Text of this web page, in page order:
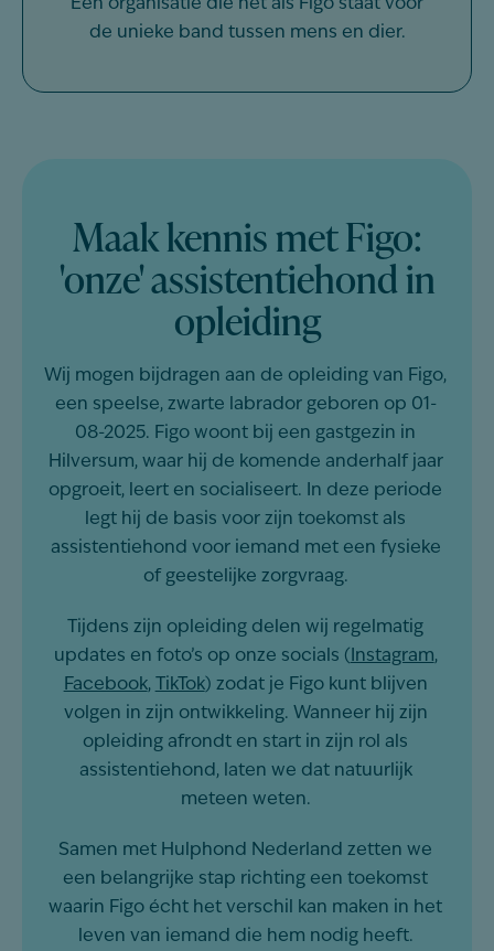
Een organisatie die net als Figo staat voor
de unieke band tussen mens en dier.
Maak kennis met Figo:
'onze' assistentiehond in
opleiding
Wij mogen bijdragen aan de opleiding van Figo,
een speelse, zwarte labrador geboren op 01-
08-2025. Figo woont bij een gastgezin in
Hilversum, waar hij de komende anderhalf jaar
opgroeit, leert en socialiseert. In deze periode
legt hij de basis voor zijn toekomst als
assistentiehond voor iemand met een fysieke
of geestelijke zorgvraag.
Tijdens zijn opleiding delen wij regelmatig
updates en foto’s op onze socials ( Instagram,
Facebook, TikTok) zodat je Figo kunt blijven
volgen in zijn ontwikkeling. Wanneer hij zijn
opleiding afrondt en start in zijn rol als
assistentiehond, laten we dat natuurlijk
meteen weten.
Samen met Hulphond Nederland zetten we
een belangrijke stap richting een toekomst
waarin Figo écht het verschil kan maken in het
leven van iemand die hem nodig heeft.